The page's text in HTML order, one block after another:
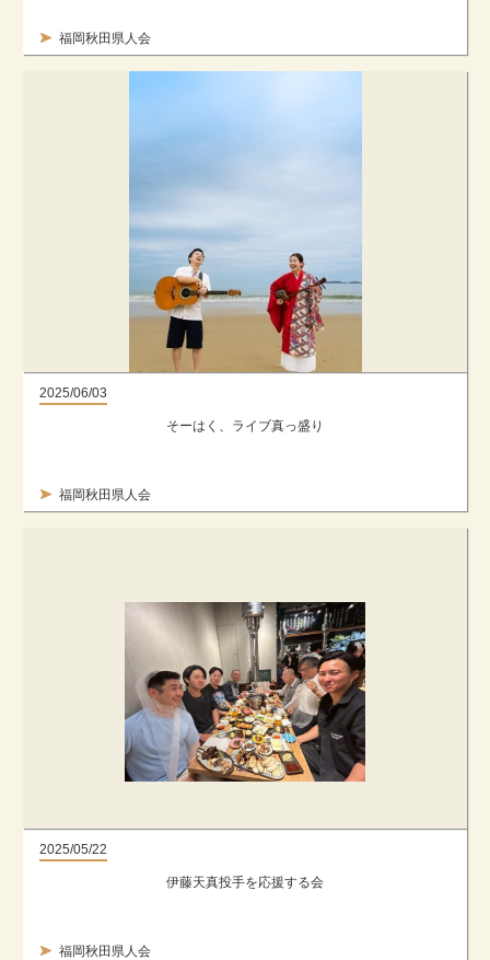
福岡秋田県人会
2025/06/03
福岡秋田県人会
そーはく、ライブ真っ盛り
2025/05/22
福岡秋田県人会
​伊藤天真投手を応援する会